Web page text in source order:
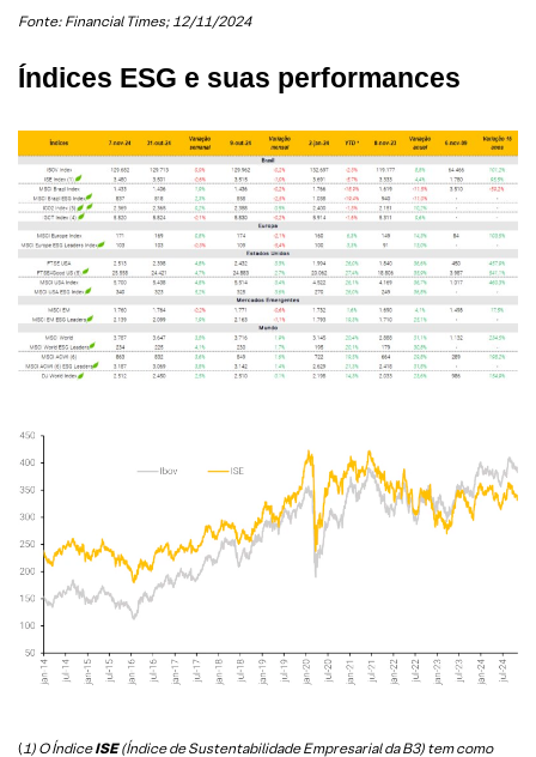
Fonte: Financial Times; 12/11/2024
Índices ESG e suas performances
( 1) O ÍndiceISE(Índice de Sustentabilidade Empresarial da B3) tem como